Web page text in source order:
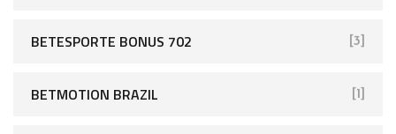
BETESPORTE BONUS 702 [3]
BETMOTION BRAZIL [1]